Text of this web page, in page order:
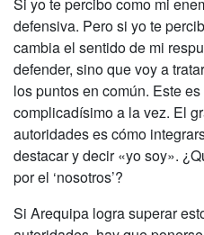
defensiva. Pero si yo te
cambia el sentido de mi
defender, sino que voy a
los puntos en común. Este
complicadísimo a la vez. El
autoridades es cómo
destacar y decir «yo soy».
por el ‘nosotros’?
Si Arequipa logra superar